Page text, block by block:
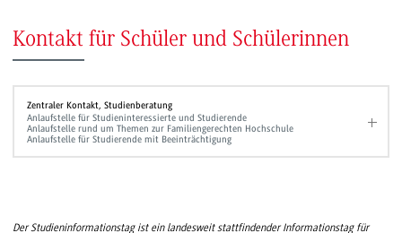
Kontakt für Schüler und Schülerinnen
Zentraler Kontakt, Studienberatung
Anlaufstelle für Studieninteressierte und Studierende
Anlaufstelle rund um Themen zur Familiengerechten Hochschule
Anlaufstelle für Studierende mit Beeinträchtigung
Der Studieninformationstag ist ein landesweit stattfindender Informationstag für